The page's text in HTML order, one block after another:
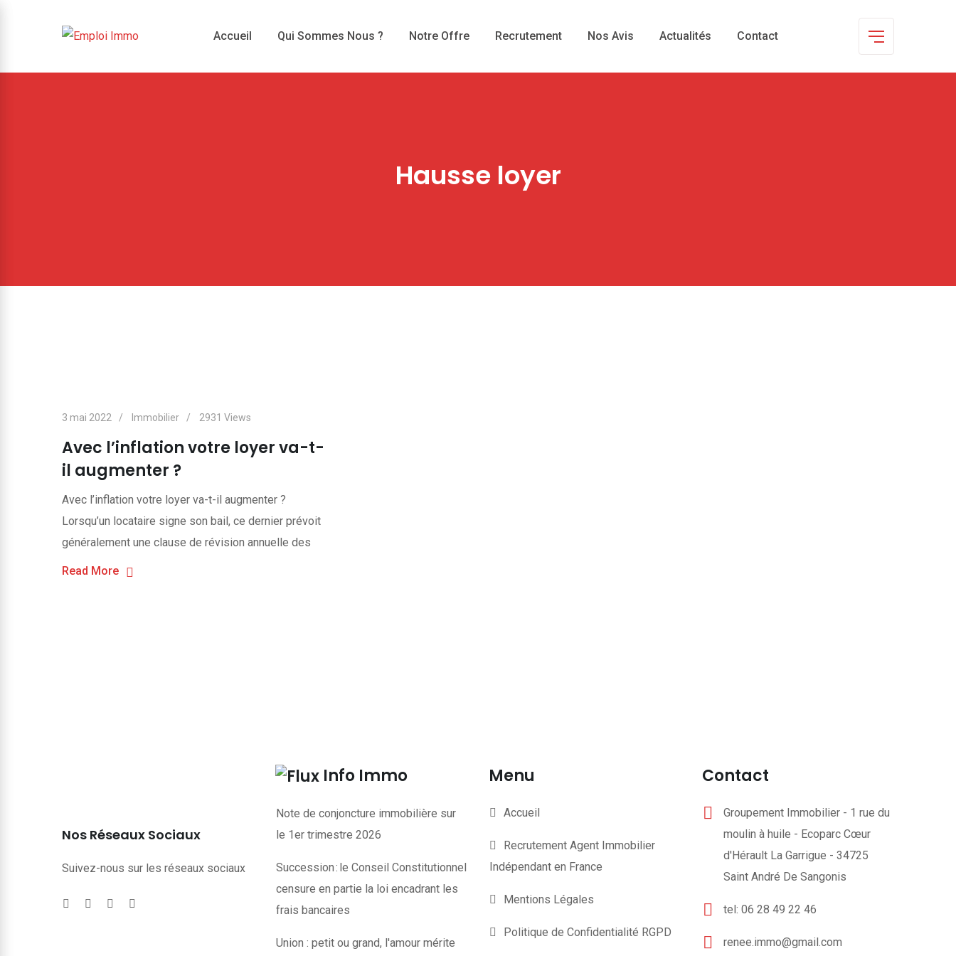
Accueil Qui Sommes Nous ? Notre Offre Recrutement Nos Avis Actualités Contact
Hausse loyer
3 mai 2022 Immobilier 2931 Views
Avec l’inflation votre loyer va-t-
il augmenter ?
Avec l’inflation votre loyer va-t-il augmenter ?
Lorsqu’un locataire signe son bail, ce dernier prévoit
généralement une clause de révision annuelle des
Read More
Nos Réseaux Sociaux
Suivez-nous sur les réseaux sociaux
Info Immo
Note de conjoncture immobilière sur
le 1er trimestre 2026
Succession : le Conseil Constitutionnel
censure en partie la loi encadrant les
frais bancaires
Union : petit ou grand, l'amour mérite
Menu
Accueil
Recrutement Agent Immobilier
Indépendant en France
Mentions Légales
Politique de Confidentialité RGPD
Contact
Groupement Immobilier - 1 rue du
moulin à huile - Ecoparc Cœur
d'Hérault La Garrigue - 34725
Saint André De Sangonis
tel: 06 28 49 22 46
renee.immo@gmail.com